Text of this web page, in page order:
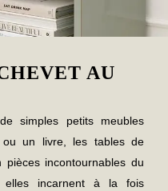
AU
simples petits meubles
ou un livre, les tables de
incontournables du
elles incarnent à la fois